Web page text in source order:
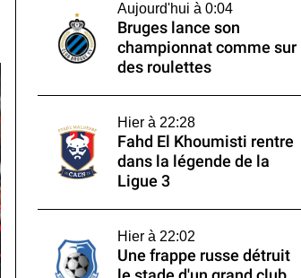
Aujourd'hui à 0:04
Bruges lance son
championnat comme sur
des roulettes
Hier à 22:28
Fahd El Khoumisti rentre
dans la légende de la
Ligue 3
Hier à 22:02
Une frappe russe détruit